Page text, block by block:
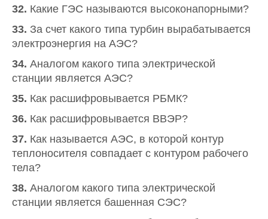
32. Какие ГЭС называются высоконапорными?
33. За счет какого типа турбин вырабатывается
электроэнергия на АЭС?
34. Аналогом какого типа электрической
станции является АЭС?
35. Как расшифровывается РБМК?
36. Как расшифровывается ВВЭР?
37. Как называется АЭС, в которой контур
теплоносителя совпадает с контуром рабочего
тела?
38. Аналогом какого типа электрической
станции является башенная СЭС?